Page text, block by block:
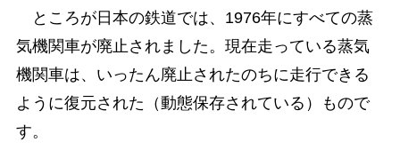
ところが日本の鉄道では、1976年にすべての蒸
気機関車が廃止されました。現在走っている蒸気
機関車は、いったん廃止されたのちに走行できる
ように復元された（動態保存されている）もので
す。